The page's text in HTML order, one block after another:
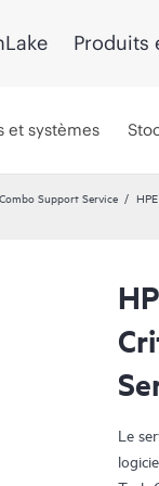
Produits
et systèmes
Support Service
Le